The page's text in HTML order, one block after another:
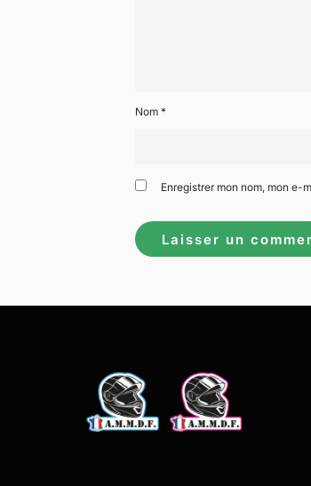
Nom *
Enregistrer mon nom, mon e-